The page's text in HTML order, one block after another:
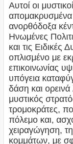
Αυτοί οι
απομακρυσμένα
ανορθόδοξα
Ηνωμένες
και τις Ειδικές
οπλισμένο με
επικοινωνίας
υπόγεια
δάση και
μυστικός
τρομοκράτες,
πόλεμο και,
χειραγώγηση,
κομμάτων, με